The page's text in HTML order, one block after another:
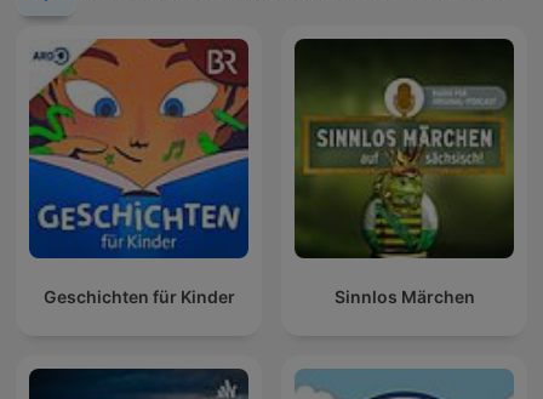
Geschichten für Kinder Sinnlos Märchen